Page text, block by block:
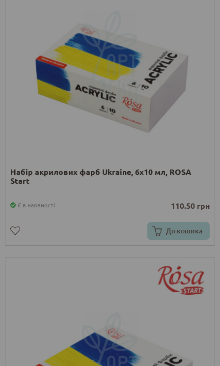
Набір акрилових фарб Ukraine, 6x10 мл, ROSA
Start
Є в наявності 110.50 грн
До кошика